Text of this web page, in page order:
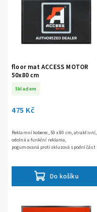
floor mat ACCESS MOTOR
50x80 cm
Skladem
475 Kč
Do košíku
Reklamní koberec, 50 x 80 cm, atraktivní,
odolná a funkční reklama,
pogumovaná protiskluzová spodní část